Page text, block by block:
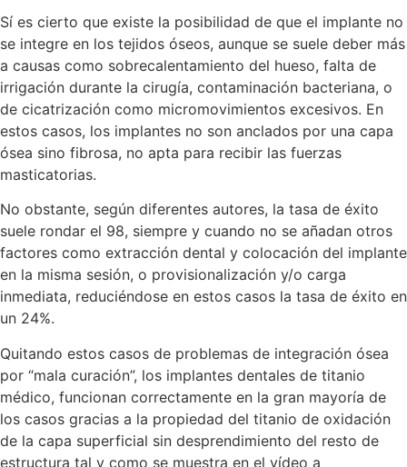
Sí es cierto que existe la posibilidad de que el implante no
se integre en los tejidos óseos, aunque se suele deber más
a causas como sobrecalentamiento del hueso, falta de
irrigación durante la cirugía, contaminación bacteriana, o
de cicatrización como micromovimientos excesivos. En
estos casos, los implantes no son anclados por una capa
ósea sino fibrosa, no apta para recibir las fuerzas
masticatorias.
No obstante, según diferentes autores, la tasa de éxito
suele rondar el 98, siempre y cuando no se añadan otros
factores como extracción dental y colocación del implante
en la misma sesión, o provisionalización y/o carga
inmediata, reduciéndose en estos casos la tasa de éxito en
un 24%.
Quitando estos casos de problemas de integración ósea
por “mala curación”, los implantes dentales de titanio
médico, funcionan correctamente en la gran mayoría de
los casos gracias a la propiedad del titanio de oxidación
de la capa superficial sin desprendimiento del resto de
estructura tal y como se muestra en el vídeo a